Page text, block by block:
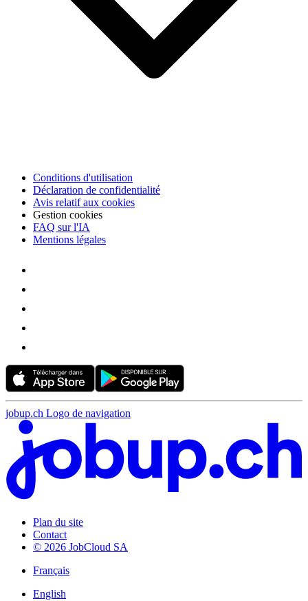
Conditions d'utilisation
Déclaration de confidentialité
Avis relatif aux cookies
Gestion cookies
FAQ sur l'IA
Mentions légales
jobup.ch Logo de navigation
Plan du site
Contact
© 2026 JobCloud SA
Français
English